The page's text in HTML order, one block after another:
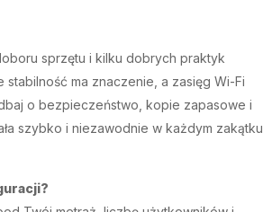
sprzętu i kilku dobrych praktyk
ma znaczenie, a zasięg Wi-Fi
o bezpieczeństwo, kopie zapasowe i
szybko i niezawodnie w każdym zakątku